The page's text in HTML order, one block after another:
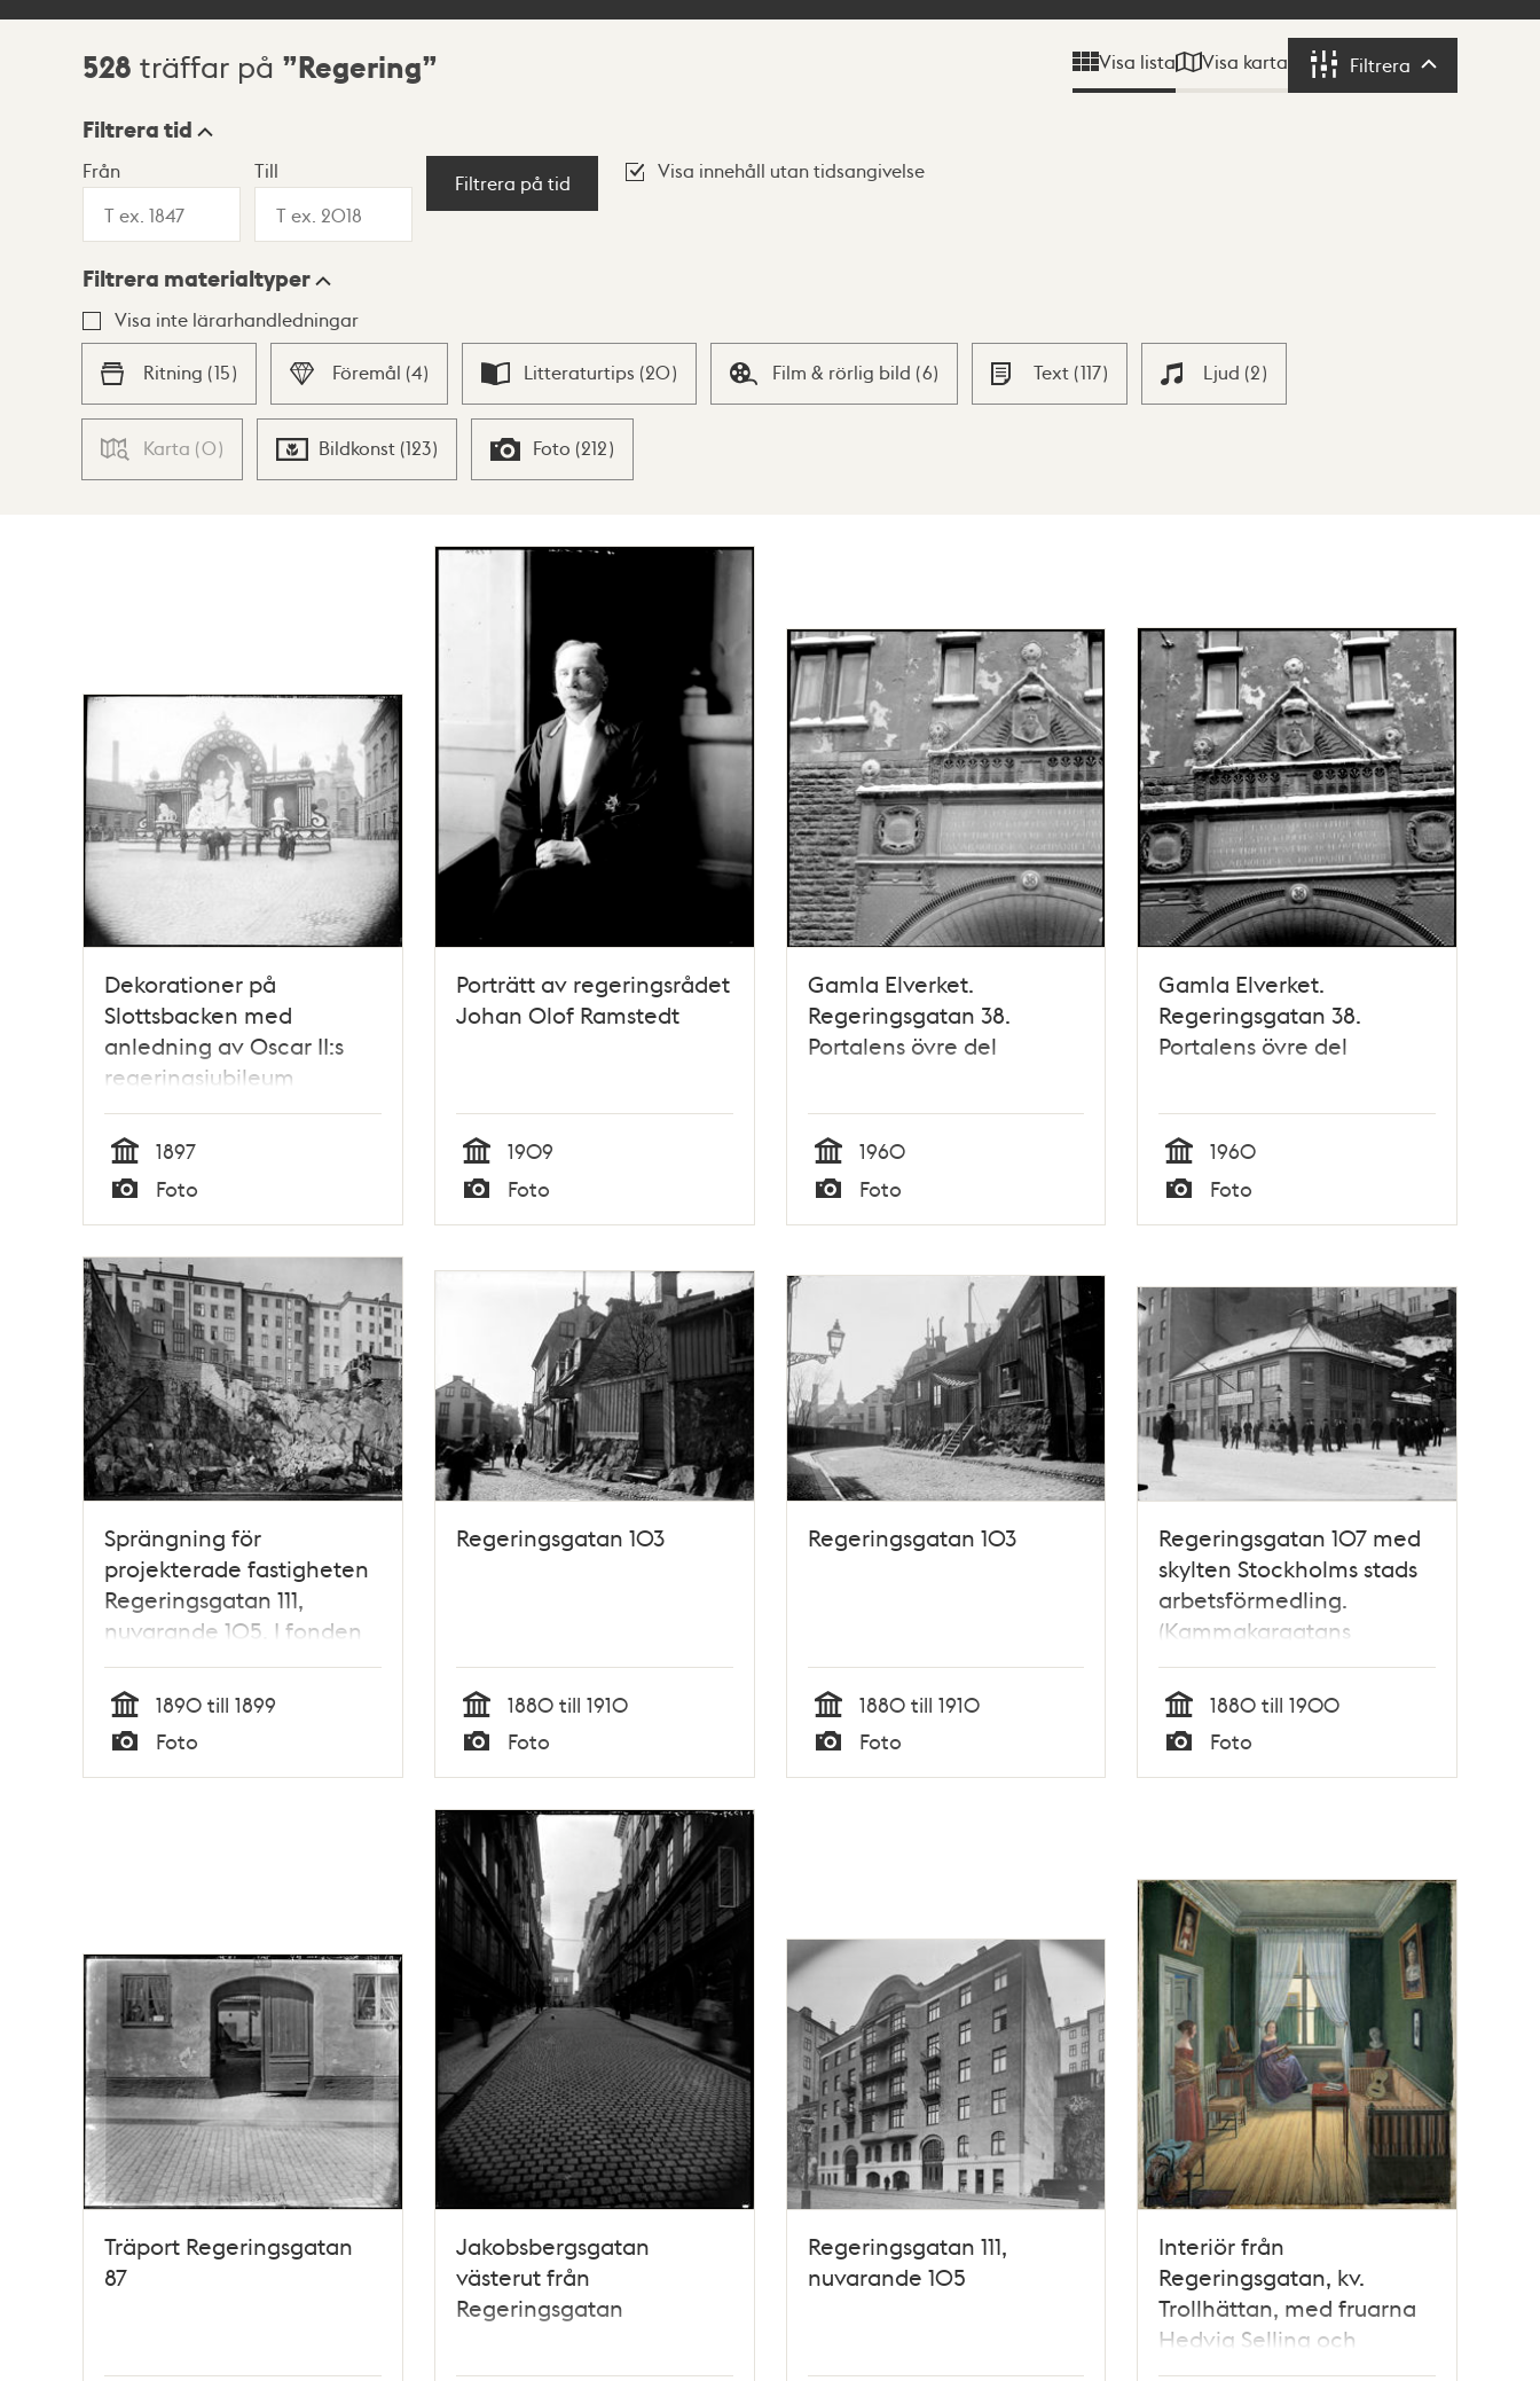
Sökresultat
528 träffar på Regering Visa lista Visa karta Filtrera Filtrera
Visningsläge
Lista Karta
Filtrera tid
Från Till
Filtrera på tid
Visa innehåll utan tidsangivelse
Filtrera materialtyper
Visa inte lärarhandledningar
Ritning (15) Föremål (4) Litteraturtips (20) Film & rörlig bild (6) Text (117) Ljud (2)
Karta (0) Bildkonst (123) Foto (212)
Dekorationer på
Slottsbacken med
anledning av Oscar II:s
regeringsjubileum
Tid
1897
Typ
Foto
Porträtt av regeringsrådet
Johan Olof Ramstedt
Tid
1909
Typ
Foto
Gamla Elverket.
Regeringsgatan 38.
Portalens övre del
Tid
1960
Typ
Foto
Gamla Elverket.
Regeringsgatan 38.
Portalens övre del
Tid
1960
Typ
Foto
Sprängning för
projekterade fastigheten
Regeringsgatan 111,
nuvarande 105. I fonden
ligger Johannesgatans
gårdsfasader
Tid
1890 till 1899
Typ
Foto
Regeringsgatan 103
Tid
1880 till 1910
Typ
Foto
Regeringsgatan 103
Tid
1880 till 1910
Typ
Foto
Regeringsgatan 107 med
skylten Stockholms stads
arbetsförmedling.
(Kammakargatans
trappor till höger)
Tid
1880 till 1900
Typ
Foto
Träport Regeringsgatan
87
Jakobsbergsgatan
västerut från
Regeringsgatan
Regeringsgatan 111,
nuvarande 105
Interiör från
Regeringsgatan, kv.
Trollhättan, med fruarna
Hedvig Selling och
Mathilda Köhler